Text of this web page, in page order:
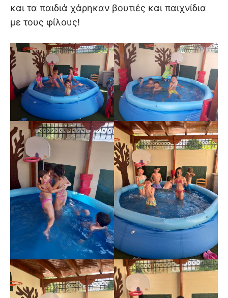
και τα παιδιά χάρηκαν βουτιές και παιχνίδια
με τους φίλους!